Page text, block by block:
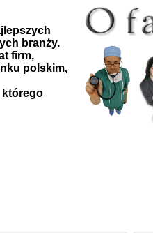
branży.
firm,
polskim,
którego